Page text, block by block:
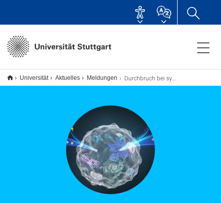
Universität Aktuelles Meldungen Durchbruch bei synthetischen Zellen